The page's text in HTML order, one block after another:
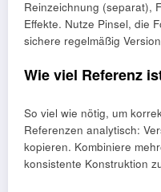
Reinzeichnung (separat),
Effekte. Nutze Pinsel, die
sichere regelmäßig
Wie viel Referenz
So viel wie nötig, um
Referenzen analytisch:
kopieren. Kombiniere
konsistente Konstruktion